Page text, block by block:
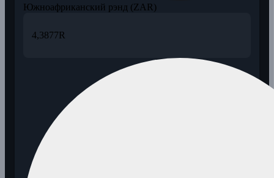
Южноафриканский рэнд (ZAR)
4,3877R